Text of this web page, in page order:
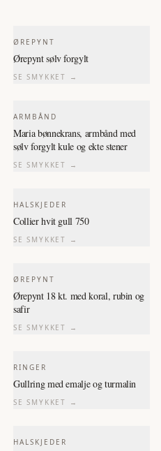
ØREPYNT
Ørepynt sølv forgylt
SE SMYKKET →
ARMBÅND
Maria bønnekrans, armbånd med
sølv forgylt kule og ekte stener
SE SMYKKET →
HALSKJEDER
Collier hvit gull 750
SE SMYKKET →
ØREPYNT
Ørepynt 18 kt. med koral, rubin og
safir
SE SMYKKET →
RINGER
Gullring med emalje og turmalin
SE SMYKKET →
HALSKJEDER